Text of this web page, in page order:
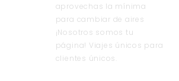
aprovechas la mínima
para cambiar de aires
¡Nosotros somos tu
página! Viajes únicos para
clientes únicos.